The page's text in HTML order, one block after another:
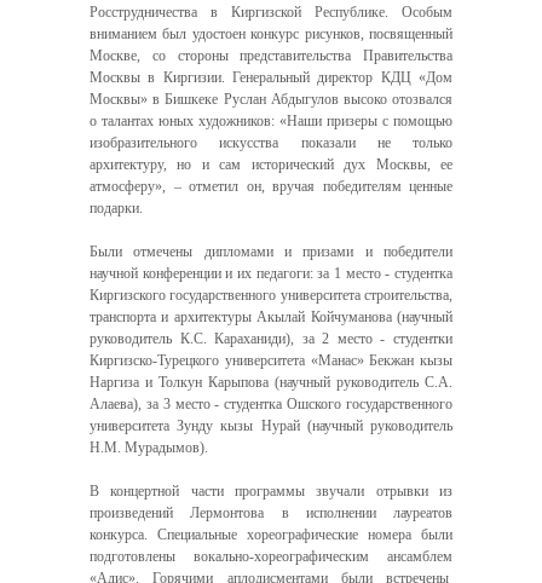
Росструдничества в Киргизской Республике. Особым
вниманием был удостоен конкурс рисунков, посвященный
Москве, со стороны представительства Правительства
Москвы в Киргизии. Генеральный директор КДЦ «Дом
Москвы» в Бишкеке Руслан Абдыгулов высоко отозвался
о талантах юных художников: «Наши призеры с помощью
изобразительного искусства показали не только
архитектуру, но и сам исторический дух Москвы, ее
атмосферу», – отметил он, вручая победителям ценные
подарки.
Были отмечены дипломами и призами и победители
научной конференции и их педагоги: за 1 место - студентка
Киргизского государственного университета строительства,
транспорта и архитектуры Акылай Койчуманова (научный
руководитель К.С. Караханиди), за 2 место - студентки
Киргизско-Турецкого университета «Манас» Бекжан кызы
Наргиза и Толкун Карыпова (научный руководитель С.А.
Алаева), за 3 место - студентка Ошского государственного
университета Зунду кызы Нурай (научный руководитель
Н.М. Мурадымов).
В концертной части программы звучали отрывки из
произведений Лермонтова в исполнении лауреатов
конкурса. Специальные хореографические номера были
подготовлены вокально-хореографическим ансамблем
«Адис». Горячими аплодисментами были встречены